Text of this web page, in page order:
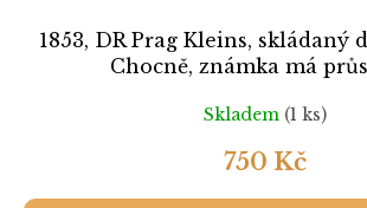
1853, DR Prag Kleins, skládaný
Chocně, známka má
Skladem (1 ks)
750 Kč